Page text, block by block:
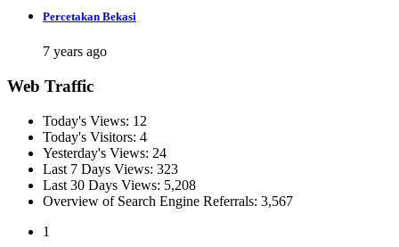
Percetakan Bekasi
7 years ago
Web Traffic
Today's Views: 12
Today's Visitors: 4
Yesterday's Views: 24
Last 7 Days Views: 323
Last 30 Days Views: 5,208
Overview of Search Engine Referrals: 3,567
1